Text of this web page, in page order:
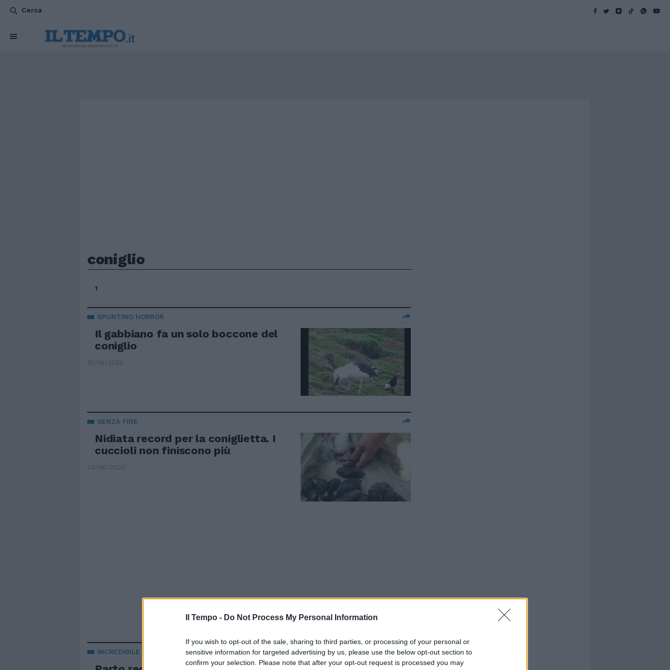
Il Tempo - Do Not Process My Personal Information
If you wish to opt-out of the sale, sharing to third parties, or processing of your personal or
sensitive information for targeted advertising by us, please use the below opt-out section to
confirm your selection. Please note that after your opt-out request is processed you may
Cerca
coniglio
1
SPUNTINO HORROR
Il gabbiano fa un solo boccone del
coniglio
10/06/2020
SENZA FINE
Nidiata record per la coniglietta. I
cuccioli non finiscono più
05/06/2020
INCREDIBILE